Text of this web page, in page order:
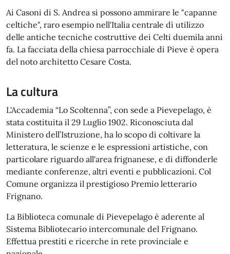
Ai Casoni di S. Andrea si possono ammirare le "capanne
celtiche", raro esempio nell'Italia centrale dì utilizzo
delle antiche tecniche costruttive dei Celti duemila anni
fa. La facciata della chiesa parrocchiale di Pieve è opera
del noto architetto Cesare Costa.
La cultura
L'Accademia “Lo Scoltenna”, con sede a Pievepelago, è
stata costituita il 29 Luglio 1902. Riconosciuta dal
Ministero dell’Istruzione, ha lo scopo di coltivare la
letteratura, le scienze e le espressioni artistiche, con
particolare riguardo all'area frignanese, e di diffonderle
mediante conferenze, altri eventi e pubblicazioni. Col
Comune organizza il prestigioso Premio letterario
Frignano.
La Biblioteca comunale di Pievepelago è aderente al
Sistema Bibliotecario intercomunale del Frignano.
Effettua prestiti e ricerche in rete provinciale e